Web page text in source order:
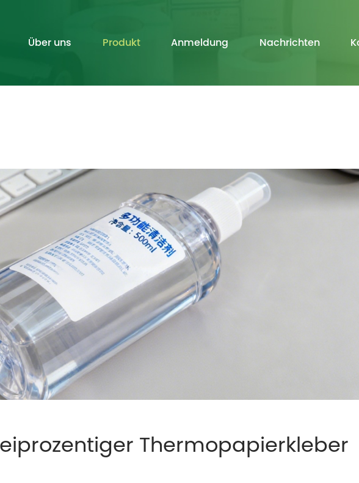
Über uns Produkt Anmeldung Nachrichten
Thermopapierkleber